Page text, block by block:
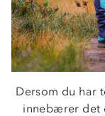
Dersom du har
innebærer det